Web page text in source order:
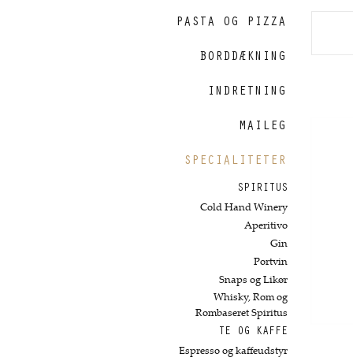
PASTA OG PIZZA
BORDDÆKNING
INDRETNING
MAILEG
SPECIALITETER
SPIRITUS
Cold Hand Winery
Aperitivo
Gin
Portvin
Snaps og Likør
Whisky, Rom og
Rombaseret Spiritus
TE OG KAFFE
Espresso og kaffeudstyr